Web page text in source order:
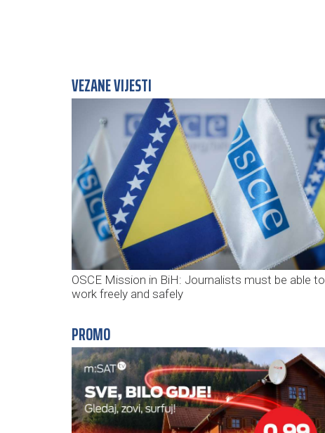
VEZANE VIJESTI
OSCE Mission in BiH: Journalists must be able to
work freely and safely
PROMO